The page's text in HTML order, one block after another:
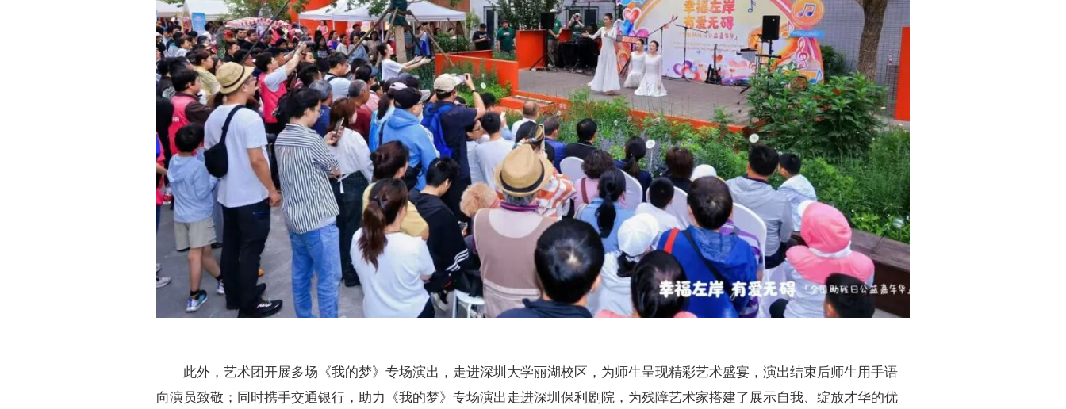
此外，艺术团开展多场《我的梦》专场演出，走进深圳大学丽湖校区，为师生呈现精彩艺术盛宴，演出结束后师生用手语
向演员致敬；同时携手交通银行，助力《我的梦》专场演出走进深圳保利剧院，为残障艺术家搭建了展示自我、绽放才华的优